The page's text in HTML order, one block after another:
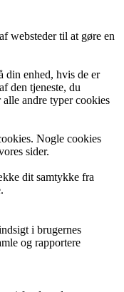
websteder til at gøre en
din enhed, hvis de er
den tjeneste, du
andre typer cookies
Nogle cookies
sider.
dit samtykke fra
i brugernes
og rapportere